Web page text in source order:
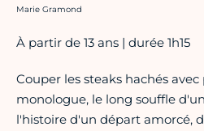
Crédit photo :
Marie Gramond
À partir de 13 ans | durée 1h15
Couper les steaks hachés
monologue, le long souffle
l'histoire d'un départ amorcé,